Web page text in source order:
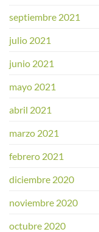
septiembre 2021
julio 2021
junio 2021
mayo 2021
abril 2021
marzo 2021
febrero 2021
diciembre 2020
noviembre 2020
octubre 2020